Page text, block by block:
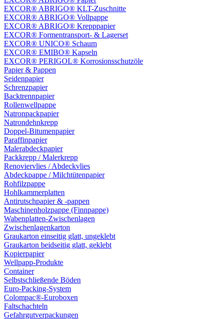
EXCOR® ABRIGO® KLT-Zuschnitte
EXCOR® ABRIGO® Vollpappe
EXCOR® ABRIGO® Krepppapier
EXCOR® Formentransport- & Lagerset
EXCOR® UNICO® Schaum
EXCOR® EMIBO® Kapseln
EXCOR® PERIGOL® Korrosionsschutzöle
Papier & Pappen
Seidenpapier
Schrenzpapier
Backtrennpapier
Rollenwellpappe
Natronpackpapier
Natrondehnkrepp
Doppel-Bitumenpapier
Paraffinpapier
Malerabdeckpapier
Packkrepp / Malerkrepp
Renoviervlies / Abdeckvlies
Abdeckpappe / Milchtütenpapier
Rohfilzpappe
Hohlkammerplatten
Antirutschpapier & -pappen
Maschinenholzpappe (Finnpappe)
Wabenplatten-Zwischenlagen
Zwischenlagenkarton
Graukarton einseitig glatt, ungeklebt
Graukarton beidseitig glatt, geklebt
Kopierpapier
Wellpapp-Produkte
Container
Selbstschließende Böden
Euro-Packing-System
Colompac®-Euroboxen
Faltschachteln
Gefahrgutverpackungen